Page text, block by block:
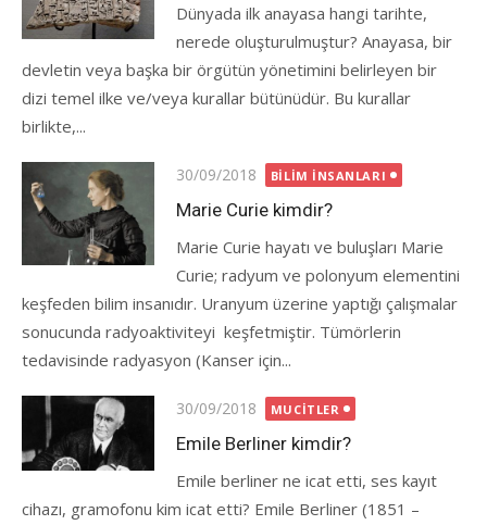
Dünyada ilk anayasa hangi tarihte,
nerede oluşturulmuştur? Anayasa, bir
devletin veya başka bir örgütün yönetimini belirleyen bir
dizi temel ilke ve/veya kurallar bütünüdür. Bu kurallar
birlikte,...
Posted
on
30/09/2018 BILIM İNSANLARI
Marie Curie kimdir?
Marie Curie hayatı ve buluşları Marie
Curie; radyum ve polonyum elementini
keşfeden bilim insanıdır. Uranyum üzerine yaptığı çalışmalar
sonucunda radyoaktiviteyi keşfetmiştir. Tümörlerin
tedavisinde radyasyon (Kanser için...
Posted
on
30/09/2018 MUCITLER
Emile Berliner kimdir?
Emile berliner ne icat etti, ses kayıt
cihazı, gramofonu kim icat etti? Emile Berliner (1851 –